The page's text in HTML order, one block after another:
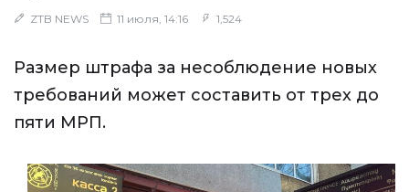
ZTB NEWS 11 июля, 14:16 1,524
Размер штрафа за несоблюдение новых
требований может составить от трех до
пяти МРП.